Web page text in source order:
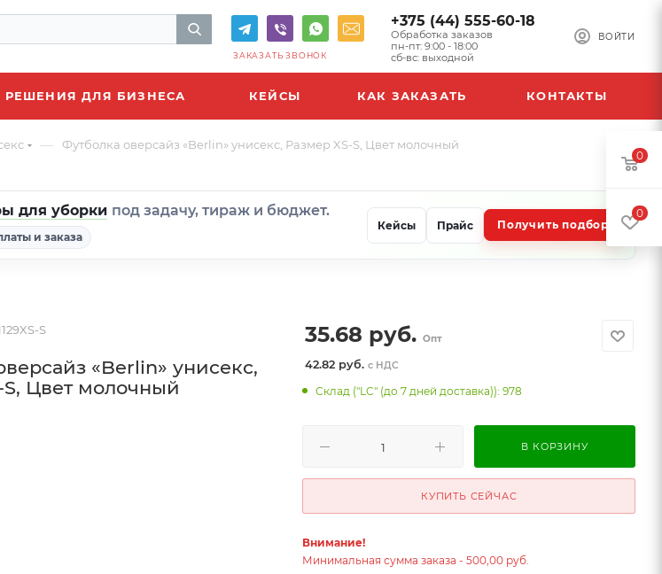
ВОЙТИ
+375 (44) 555-60-18
Обработка заказов
пн-пт: 9:00 - 18:00
сб-вс: выходной
ЗАКАЗАТЬ ЗВОНОК
РЕШЕНИЯ ДЛЯ БИЗНЕСА КЕЙСЫ КАК ЗАКАЗАТЬ КОНТАКТЫ
— Футболка оверсайз «Berlin» унисекс, Размер XS-S, Цвет молочный
для уборки под задачу, тираж и бюджет.
и заказа
Кейсы Прайс Получить подбор
S
«Berlin» унисекс,
S, Цвет молочный
35.68 руб. Опт
42.82 руб.с НДС
Склад ("LC" (до 7 дней доставка)): 978
В КОРЗИНУ
КУПИТЬ СЕЙЧАС
Внимание!
Минимальная сумма заказа - 500,00 руб.
0
0